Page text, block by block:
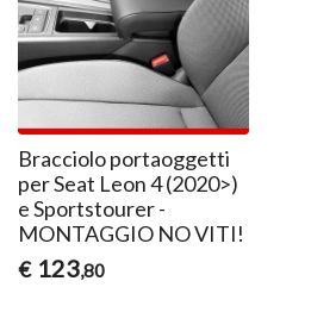
Bracciolo portaoggetti
per Seat Leon 4 (2020>)
e Sportstourer -
MONTAGGIO NO VITI!
€ 123,80